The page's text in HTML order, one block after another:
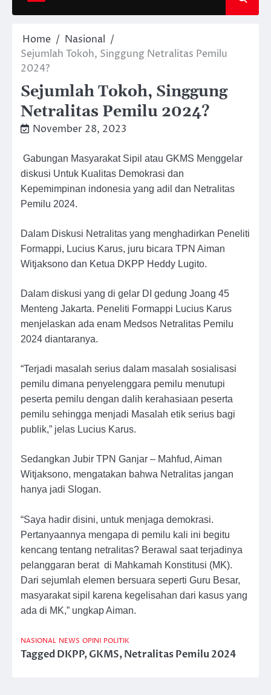
Home
Nasional
Sejumlah Tokoh, Singgung Netralitas Pemilu
2024?
Sejumlah Tokoh, Singgung
Netralitas Pemilu 2024?
November 28, 2023
Gabungan Masyarakat Sipil atau GKMS Menggelar
diskusi Untuk Kualitas Demokrasi dan
Kepemimpinan indonesia yang adil dan Netralitas
Pemilu 2024.
Dalam Diskusi Netralitas yang menghadirkan Peneliti
Formappi, Lucius Karus, juru bicara TPN Aiman
Witjaksono dan Ketua DKPP Heddy Lugito.
Dalam diskusi yang di gelar DI gedung Joang 45
Menteng Jakarta. Peneliti Formappi Lucius Karus
menjelaskan ada enam Medsos Netralitas Pemilu
2024 diantaranya.
“Terjadi masalah serius dalam masalah sosialisasi
pemilu dimana penyelenggara pemilu menutupi
peserta pemilu dengan dalih kerahasiaan peserta
pemilu sehingga menjadi Masalah etik serius bagi
publik,” jelas Lucius Karus.
Sedangkan Jubir TPN Ganjar – Mahfud, Aiman
Witjaksono, mengatakan bahwa Netralitas jangan
hanya jadi Slogan.
“Saya hadir disini, untuk menjaga demokrasi.
Pertanyaannya mengapa di pemilu kali ini begitu
kencang tentang netralitas? Berawal saat terjadinya
pelanggaran berat di Mahkamah Konstitusi (MK).
Dari sejumlah elemen bersuara seperti Guru Besar,
masyarakat sipil karena kegelisahan dari kasus yang
ada di MK,” ungkap Aiman.
NASIONAL NEWS OPINI POLITIK
TaggedDKPP,GKMS,Netralitas Pemilu 2024